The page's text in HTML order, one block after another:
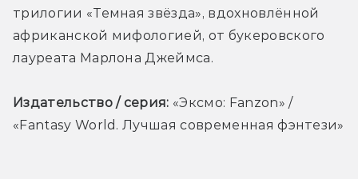
трилогии «Темная звёзда», вдохновлённой
африканской мифологией, от букеровского
лауреата Марлона Джеймса.
Издательство / серия: «Эксмо: Fanzon» /
«Fantasy World. Лучшая современная фэнтези»